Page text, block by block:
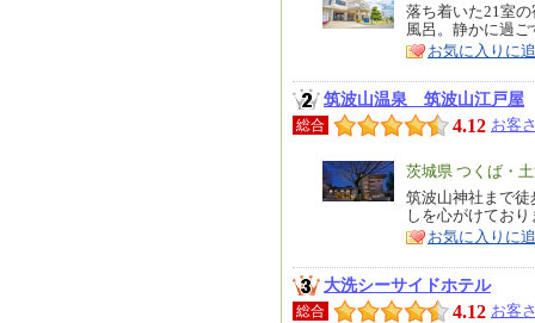
リ
ア
特
徴
落ち着いた21室
風呂。静かに過
お気に入りに
筑波山温泉 筑波山江戸屋
総合 4.12 お客
エ
リ
ア
茨城県 つくば・
特
徴
筑波山神社まで
しを心がけており
お気に入りに
大洗シーサイドホテル
総合 4.12 お客